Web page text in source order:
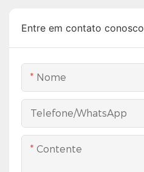
Entre em contato conosco
Nome
Telefone/WhatsApp
Contente